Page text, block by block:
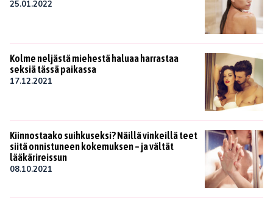
25.01.2022
Kolme neljästä miehestä haluaa harrastaa
seksiä tässä paikassa
17.12.2021
Kiinnostaako suihkuseksi? Näillä vinkeillä teet
siitä onnistuneen kokemuksen – ja vältät
lääkärireissun
08.10.2021